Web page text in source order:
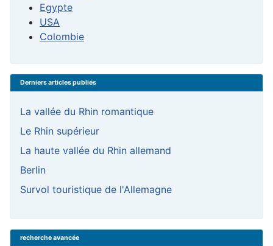
Egypte
USA
Colombie
Derniers articles publiés
La vallée du Rhin romantique
Le Rhin supérieur
La haute vallée du Rhin allemand
Berlin
Survol touristique de l'Allemagne
recherche avancée